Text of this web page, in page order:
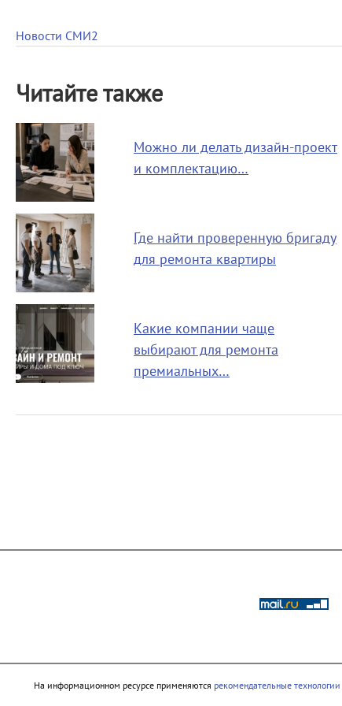
Новости СМИ2
Читайте также
Можно ли делать дизайн-проект
и комплектацию…
Где найти проверенную бригаду
для ремонта квартиры
Какие компании чаще
выбирают для ремонта
премиальных…
На информационном ресурсе применяются рекомендательные технологии